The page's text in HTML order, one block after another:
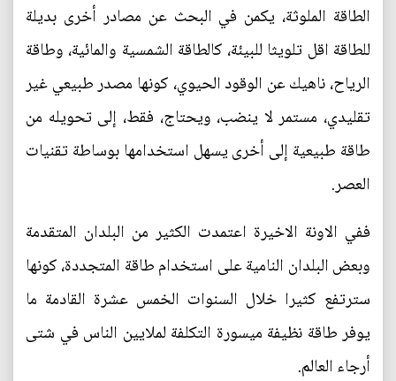
الطاقة الملوثة، يكمن في البحث عن مصادر أخرى بديلة
للطاقة اقل تلويثا للبيئة، كالطاقة الشمسية والمائية، وطاقة
الرياح، ناهيك عن الوقود الحيوي، كونها مصدر طبيعي غير
تقليدي، مستمر لا ينضب، ويحتاج، فقط، إلى تحويله من
طاقة طبيعية إلى أخرى يسهل استخدامها بوساطة تقنيات
العصر.
ففي الاونة الاخيرة اعتمدت الكثير من البلدان المتقدمة
وبعض البلدان النامية على استخدام طاقة المتجددة، كونها
سترتفع كثيرا خلال السنوات الخمس عشرة القادمة ما
يوفر طاقة نظيفة ميسورة التكلفة لملايين الناس في شتى
أرجاء العالم.